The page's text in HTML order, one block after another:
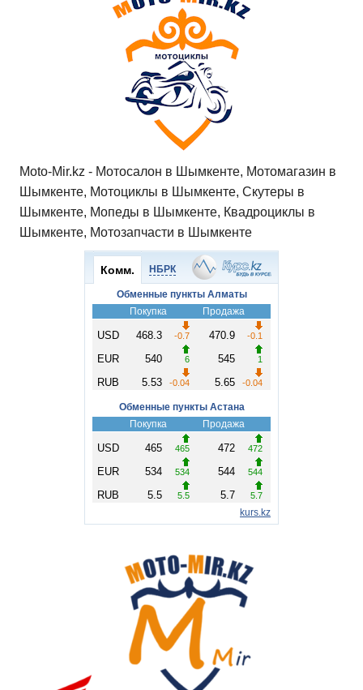
er
o
kl
a
ss
ni
ki
gr
a
m
u
Moto-Mir.kz - Мотосалон в Шымкенте, Мотомагазин в
Шымкенте, Мотоциклы в Шымкенте, Скутеры в
Шымкенте, Мопеды в Шымкенте, Квадроциклы в
Шымкенте, Мотозапчасти в Шымкенте